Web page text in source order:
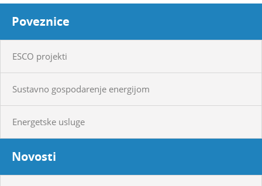
Poveznice
ESCO projekti
Sustavno gospodarenje energijom
Energetske usluge
Novosti